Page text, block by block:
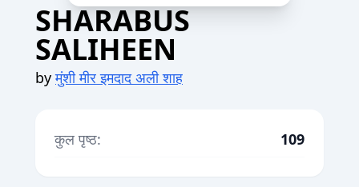
SHARABUS
SALIHEEN
byमुंशी मीर इमदाद अली शाह
कुल पृष्ठ: 109